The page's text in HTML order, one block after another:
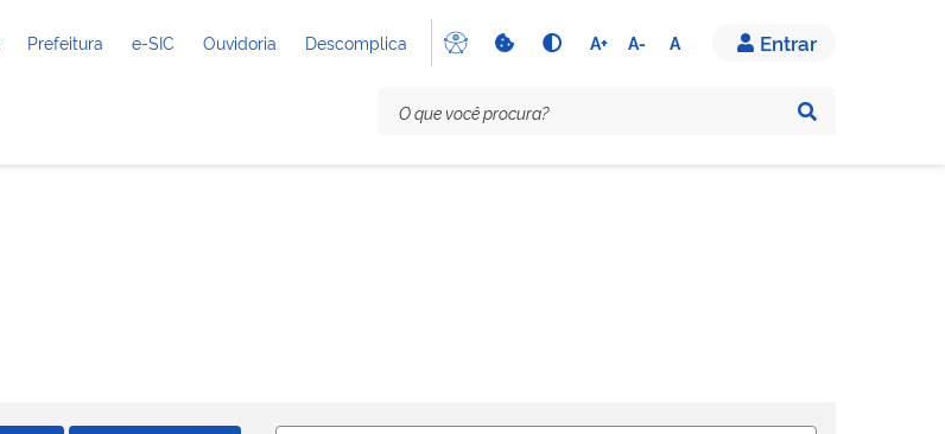
Prefeitura e-SIC Ouvidoria Descomplica A+ A- A Entrar
Pesquisar